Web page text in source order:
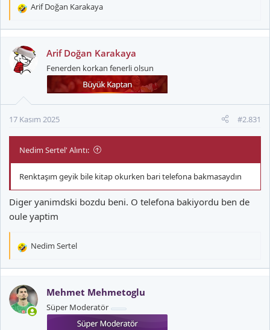
T
k
i
l
Arif Doğan Karakaya
Arif Doğan Karakaya
Fenerden korkan fenerli olsun
17 Kasım 2025 #2.831
Nedim Sertel' Alıntı:
Renktaşım geyik bile kitap okurken bari telefona bakmasaydın
Diger yanimdski bozdu beni. O telefona bakiyordu ben de
oule yaptim
T
k
i
l
Nedim Sertel
Mehmet Mehmetoglu
Süper Moderatör